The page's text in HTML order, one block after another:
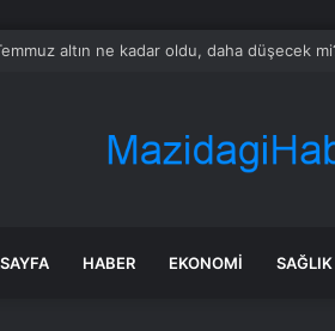
altın ne kadar oldu, daha düşecek
HABER EKONOMI SAĞLIK